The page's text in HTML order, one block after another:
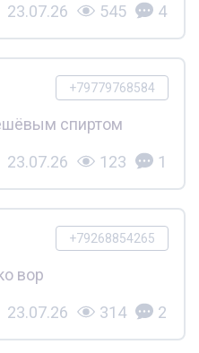
23.07.26 545 4
+79779768584
спиртом
23.07.26 123 1
+79268854265
вор
23.07.26 314 2